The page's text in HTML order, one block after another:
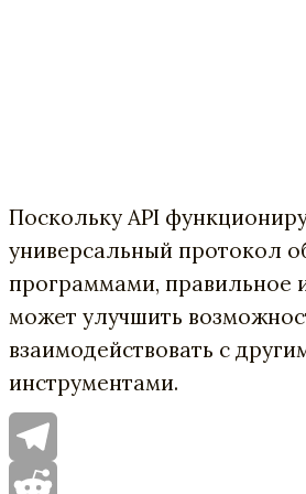
Поскольку API
универсальный протокол
программами, правильное
может улучшить
взаимодействовать с
инструментами.
Telegram